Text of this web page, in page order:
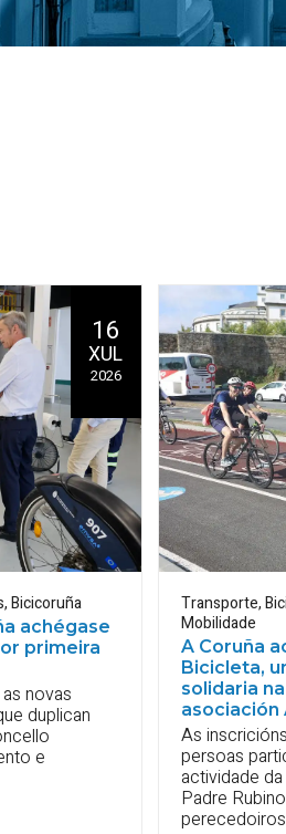
,Bicicoruña
achégase
primeira
16
XUL
2026
novas
duplican
e
Transporte,
Mobilidade
A Coruña
Bicicleta,
solidaria
asociación
As
persoas
actividade
Padre
perecedoiros